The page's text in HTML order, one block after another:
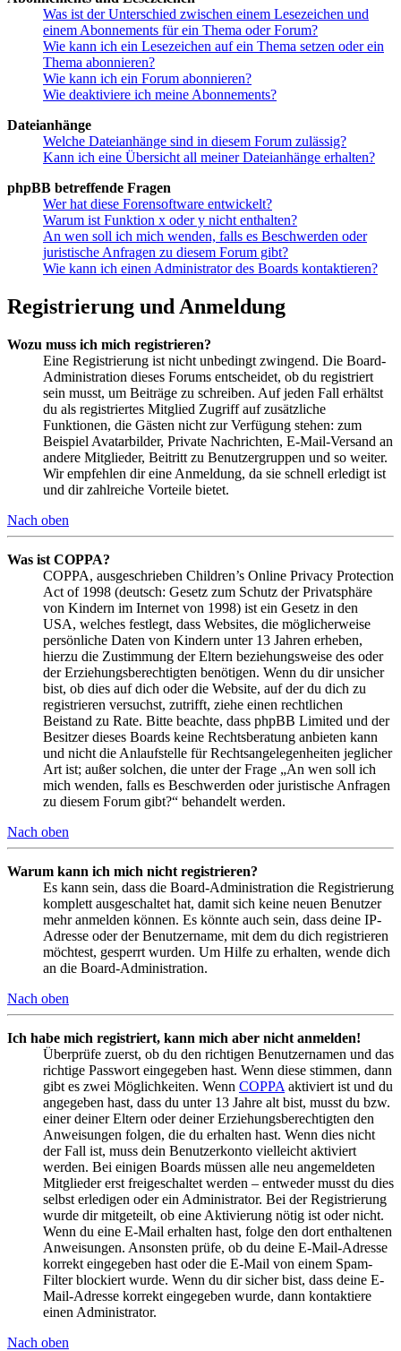
Was ist der Unterschied zwischen einem Lesezeichen und
einem Abonnements für ein Thema oder Forum?
Wie kann ich ein Lesezeichen auf ein Thema setzen oder ein
Thema abonnieren?
Wie kann ich ein Forum abonnieren?
Wie deaktiviere ich meine Abonnements?
Dateianhänge
Welche Dateianhänge sind in diesem Forum zulässig?
Kann ich eine Übersicht all meiner Dateianhänge erhalten?
phpBB betreffende Fragen
Wer hat diese Forensoftware entwickelt?
Warum ist Funktion x oder y nicht enthalten?
An wen soll ich mich wenden, falls es Beschwerden oder
juristische Anfragen zu diesem Forum gibt?
Wie kann ich einen Administrator des Boards kontaktieren?
Registrierung und Anmeldung
Wozu muss ich mich registrieren?
Eine Registrierung ist nicht unbedingt zwingend. Die Board-
Administration dieses Forums entscheidet, ob du registriert
sein musst, um Beiträge zu schreiben. Auf jeden Fall erhältst
du als registriertes Mitglied Zugriff auf zusätzliche
Funktionen, die Gästen nicht zur Verfügung stehen: zum
Beispiel Avatarbilder, Private Nachrichten, E-Mail-Versand an
andere Mitglieder, Beitritt zu Benutzergruppen und so weiter.
Wir empfehlen dir eine Anmeldung, da sie schnell erledigt ist
und dir zahlreiche Vorteile bietet.
Nach oben
Was ist COPPA?
COPPA, ausgeschrieben Children’s Online Privacy Protection
Act of 1998 (deutsch: Gesetz zum Schutz der Privatsphäre
von Kindern im Internet von 1998) ist ein Gesetz in den
USA, welches festlegt, dass Websites, die möglicherweise
persönliche Daten von Kindern unter 13 Jahren erheben,
hierzu die Zustimmung der Eltern beziehungsweise des oder
der Erziehungsberechtigten benötigen. Wenn du dir unsicher
bist, ob dies auf dich oder die Website, auf der du dich zu
registrieren versuchst, zutrifft, ziehe einen rechtlichen
Beistand zu Rate. Bitte beachte, dass phpBB Limited und der
Besitzer dieses Boards keine Rechtsberatung anbieten kann
und nicht die Anlaufstelle für Rechtsangelegenheiten jeglicher
Art ist; außer solchen, die unter der Frage „An wen soll ich
mich wenden, falls es Beschwerden oder juristische Anfragen
zu diesem Forum gibt?“ behandelt werden.
Nach oben
Warum kann ich mich nicht registrieren?
Es kann sein, dass die Board-Administration die Registrierung
komplett ausgeschaltet hat, damit sich keine neuen Benutzer
mehr anmelden können. Es könnte auch sein, dass deine IP-
Adresse oder der Benutzername, mit dem du dich registrieren
möchtest, gesperrt wurden. Um Hilfe zu erhalten, wende dich
an die Board-Administration.
Nach oben
Ich habe mich registriert, kann mich aber nicht anmelden!
Überprüfe zuerst, ob du den richtigen Benutzernamen und das
richtige Passwort eingegeben hast. Wenn diese stimmen, dann
gibt es zwei Möglichkeiten. Wenn COPPA aktiviert ist und du
angegeben hast, dass du unter 13 Jahre alt bist, musst du bzw.
einer deiner Eltern oder deiner Erziehungsberechtigten den
Anweisungen folgen, die du erhalten hast. Wenn dies nicht
der Fall ist, muss dein Benutzerkonto vielleicht aktiviert
werden. Bei einigen Boards müssen alle neu angemeldeten
Mitglieder erst freigeschaltet werden – entweder musst du dies
selbst erledigen oder ein Administrator. Bei der Registrierung
wurde dir mitgeteilt, ob eine Aktivierung nötig ist oder nicht.
Wenn du eine E-Mail erhalten hast, folge den dort enthaltenen
Anweisungen. Ansonsten prüfe, ob du deine E-Mail-Adresse
korrekt eingegeben hast oder die E-Mail von einem Spam-
Filter blockiert wurde. Wenn du dir sicher bist, dass deine E-
Mail-Adresse korrekt eingegeben wurde, dann kontaktiere
einen Administrator.
Nach oben